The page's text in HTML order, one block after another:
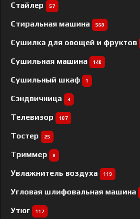
Стайлер 57
Стиральная машина 568
Сушилка для овощей и фруктов
Сушильная машина 148
Сушильный шкаф 1
Сэндвичница 3
Телевизор 107
Тостер 25
Триммер 8
Увлажнитель воздуха 119
Угловая шлифовальная машина
Утюг 117